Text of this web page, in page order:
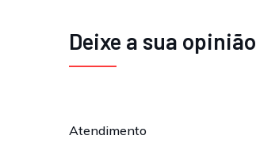
Deixe a sua opinião
Atendimento